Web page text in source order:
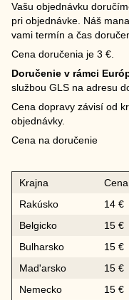
Vašu objednávku
pri objednávke. Náš
vami termín a čas
Cena doručenia je 3 €.
Doručenie v rámci
službou GLS na adresu
Cena dopravy závisí od
objednávky.
Cena na doručenie
Krajna
Rakúsko
14 €
Belgicko
15 €
Bulharsko
15 €
Mad'arsko
15 €
Nemecko
15 €